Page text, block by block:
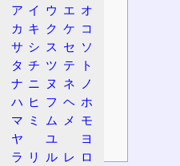
科学
その他
φに似た記号
記号
空集合∅
直径の記号⌀
符号
ア イ ウ エ オ
カ キ ク ケ コ
サ シ ス セ ソ
タ チ ツ テ
ト
ナ ニ ヌ ネ
ノ
ハ ヒ フ ヘ ホ
マ ミ ム メ
モ
ヤ
ユ
ヨ
ラ
リ ル レ ロ